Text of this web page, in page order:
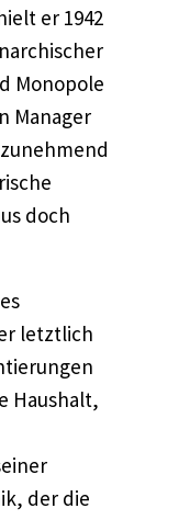
er 1942
Monopole
Manager
doch
letztlich
Haushalt,
der die